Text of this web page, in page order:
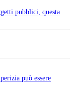
pubblici, questa
può essere